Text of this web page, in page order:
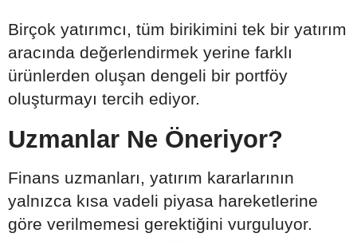
Birçok yatırımcı, tüm birikimini tek bir yatırım
aracında değerlendirmek yerine farklı
ürünlerden oluşan dengeli bir portföy
oluşturmayı tercih ediyor.
Uzmanlar Ne Öneriyor?
Finans uzmanları, yatırım kararlarının
yalnızca kısa vadeli piyasa hareketlerine
göre verilmemesi gerektiğini vurguluyor.